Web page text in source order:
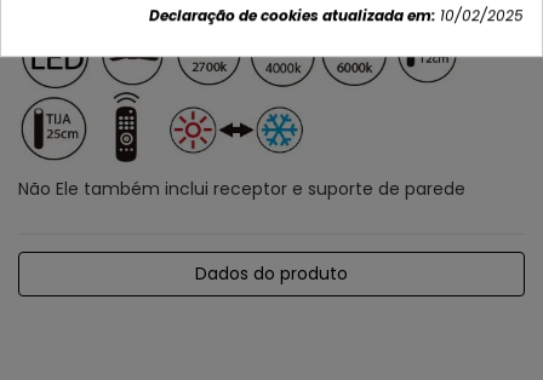
Não Ele também inclui receptor e suporte de parede
Dados do produto
Declaração de cookies atualizada em: 10/02/2025